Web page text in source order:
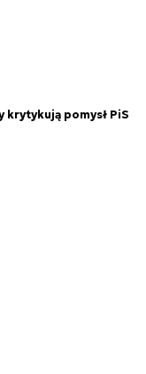
pomysł PiS